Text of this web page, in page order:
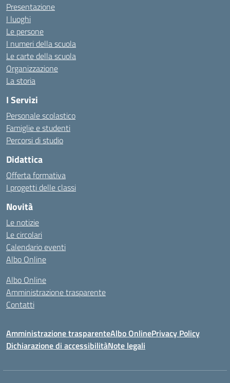
Presentazione
I luoghi
Le persone
I numeri della scuola
Le carte della scuola
Organizzazione
La storia
I Servizi
Personale scolastico
Famiglie e studenti
Percorsi di studio
Didattica
Offerta formativa
I progetti delle classi
Novità
Le notizie
Le circolari
Calendario eventi
Albo Online
Albo Online
Amministrazione trasparente
Contatti
Amministrazione trasparenteAlbo OnlinePrivacy Policy
Dichiarazione di accessibilitàNote legali